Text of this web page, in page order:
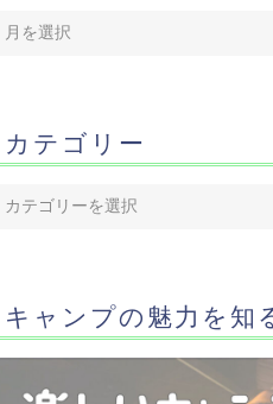
カテゴリー
キャンプの魅力を知